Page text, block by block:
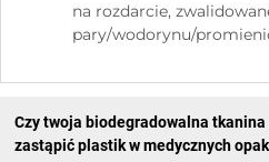
na rozdarcie,
pary/wodorynu/
Czy twoja biodegradowalna
zastąpić plastik w medycznych